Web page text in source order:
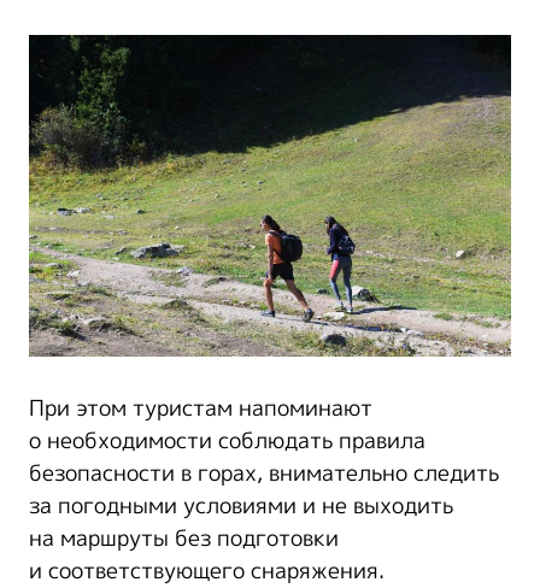
При этом туристам напоминают
о необходимости соблюдать правила
безопасности в горах, внимательно следить
за погодными условиями и не выходить
на маршруты без подготовки
и соответствующего снаряжения.